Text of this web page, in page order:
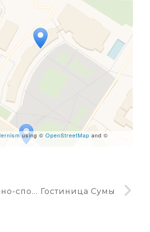
Map is loading...
If you see this after your
is loaded completely,
leafletJS files are missing.
using © OpenStreetMap and ©
Культурно-спортивный комплекс Сучасник в Гуляйполе Гостиница Сумы